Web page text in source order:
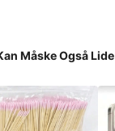
Måske Også Lide